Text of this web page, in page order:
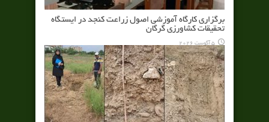
برگزاری کارگاه آموزشی اصول زراعت کنجد در ایستگاه
تحقیقات کشاورزی گرگان
5 آگوست 2026